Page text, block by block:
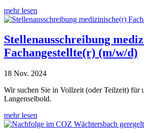
mehr lesen
Stellenausschreibung
Fachangestellte(r) (m/w/d)
18 Nov. 2024
Wir suchen Sie in Vollzeit (oder Teilzeit) für
Langenselbold.
mehr lesen